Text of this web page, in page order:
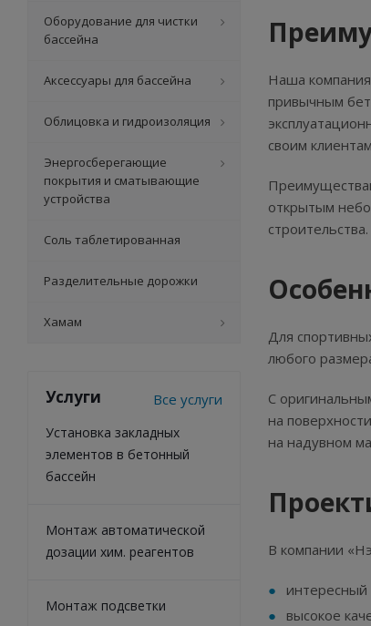
Наша
привычным
своим
открытым
Для
любого
С
на
на надувном
В компании
высокое
Оборудование для чистки
бассейна
Аксессуары для бассейна
Облицовка и гидроизоляция
Энергосберегающие
покрытия и сматывающие
устройства
Соль таблетированная
Разделительные дорожки
Хамам
Услуги Все услуги
Установка закладных
элементов в бетонный
бассейн
Монтаж автоматической
дозации хим. реагентов
Монтаж подсветки